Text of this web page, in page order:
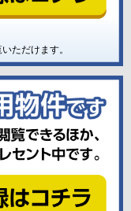
ただけます。